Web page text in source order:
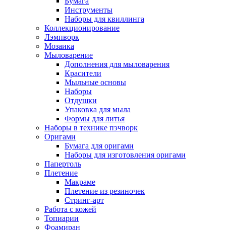
Инструменты
Наборы для квиллинга
Коллекционирование
Лэмпворк
Мозаика
Мыловарение
Дополнения для мыловарения
Красители
Мыльные основы
Наборы
Отдушки
Упаковка для мыла
Формы для литья
Наборы в технике пэчворк
Оригами
Бумага для оригами
Наборы для изготовления оригами
Папертоль
Плетение
Макраме
Плетение из резиночек
Стринг-арт
Работа с кожей
Топиарии
Фоамиран